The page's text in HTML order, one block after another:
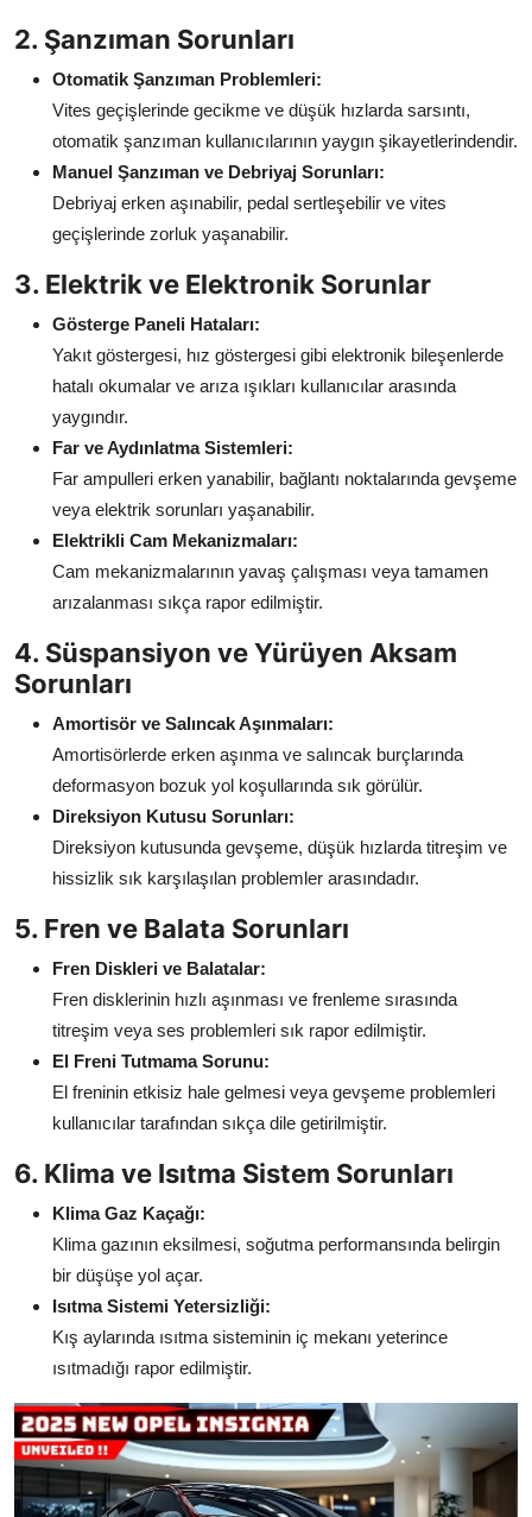
2. Şanzıman Sorunları
Otomatik Şanzıman Problemleri:
Vites geçişlerinde gecikme ve düşük hızlarda sarsıntı,
otomatik şanzıman kullanıcılarının yaygın şikayetlerindendir.
Manuel Şanzıman ve Debriyaj Sorunları:
Debriyaj erken aşınabilir, pedal sertleşebilir ve vites
geçişlerinde zorluk yaşanabilir.
3. Elektrik ve Elektronik Sorunlar
Gösterge Paneli Hataları:
Yakıt göstergesi, hız göstergesi gibi elektronik bileşenlerde
hatalı okumalar ve arıza ışıkları kullanıcılar arasında
yaygındır.
Far ve Aydınlatma Sistemleri:
Far ampulleri erken yanabilir, bağlantı noktalarında gevşeme
veya elektrik sorunları yaşanabilir.
Elektrikli Cam Mekanizmaları:
Cam mekanizmalarının yavaş çalışması veya tamamen
arızalanması sıkça rapor edilmiştir.
4. Süspansiyon ve Yürüyen Aksam
Sorunları
Amortisör ve Salıncak Aşınmaları:
Amortisörlerde erken aşınma ve salıncak burçlarında
deformasyon bozuk yol koşullarında sık görülür.
Direksiyon Kutusu Sorunları:
Direksiyon kutusunda gevşeme, düşük hızlarda titreşim ve
hissizlik sık karşılaşılan problemler arasındadır.
5. Fren ve Balata Sorunları
Fren Diskleri ve Balatalar:
Fren disklerinin hızlı aşınması ve frenleme sırasında
titreşim veya ses problemleri sık rapor edilmiştir.
El Freni Tutmama Sorunu:
El freninin etkisiz hale gelmesi veya gevşeme problemleri
kullanıcılar tarafından sıkça dile getirilmiştir.
6. Klima ve Isıtma Sistem Sorunları
Klima Gaz Kaçağı:
Klima gazının eksilmesi, soğutma performansında belirgin
bir düşüşe yol açar.
Isıtma Sistemi Yetersizliği:
Kış aylarında ısıtma sisteminin iç mekanı yeterince
ısıtmadığı rapor edilmiştir.